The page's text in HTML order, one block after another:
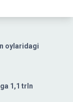
oylaridagi
1,1 trln